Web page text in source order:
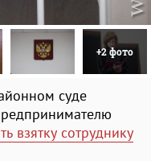
+2 фото
суде
взятку сотруднику